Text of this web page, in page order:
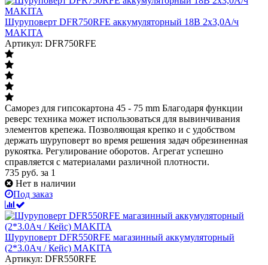
Шуруповерт DFR750RFE аккумуляторный 18В 2х3,0А/ч
MAKITA
Артикул: DFR750RFE
Саморез для гипсокартона 45 - 75 mm Благодаря функции
реверс техника может использоваться для вывинчивания
элементов крепежа. Позволяющая крепко и с удобством
держать шуруповерт во время решения задач обрезиненная
рукоятка. Регулирование оборотов. Агрегат успешно
справляется с материалами различной плотности.
735 руб. за 1
Нет в наличии
Под заказ
Шуруповерт DFR550RFE магазинный аккумуляторный
(2*3.0Ач / Кейс) MAKITA
Артикул: DFR550RFE